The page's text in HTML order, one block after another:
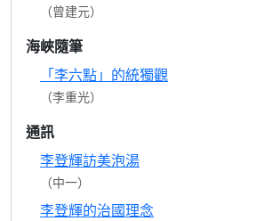
（曾建元）
海峽隨筆
「李六點」的統獨觀
（李重光）
通訊
李登輝訪美泡湯
（中一）
李登輝的治國理念